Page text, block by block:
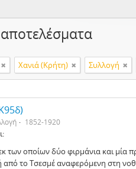
Χανιά (Κρήτη) Συλλογή
1852-1920
των οποίων δύο φιρμάνια και μία
από το Τσεσμέ αναφερόμενη στη